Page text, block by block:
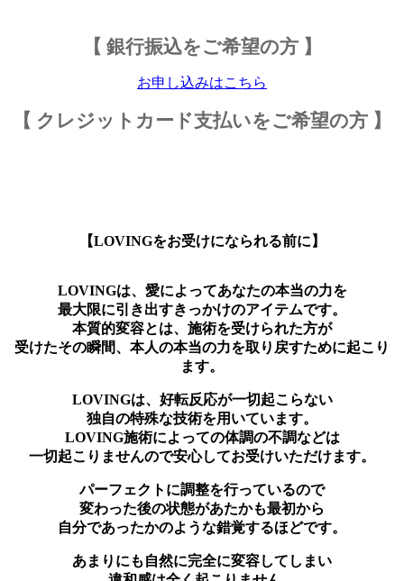
【 銀行振込をご希望の方 】
お申し込みはこちら
【 クレジットカード支払いをご希望の方 】
【LOVINGをお受けになられる前に】
LOVINGは、愛によってあなたの本当の力を
最大限に引き出すきっかけのアイテムです。
本質的変容とは、施術を受けられた方が
受けたその瞬間、本人の本当の力を取り戻すために起こり
ます。
LOVINGは、好転反応が一切起こらない
独自の特殊な技術を用いています。
LOVING施術によっての体調の不調などは
一切起こりませんので安心してお受けいただけます。
パーフェクトに調整を行っているので
変わった後の状態があたかも最初から
自分であったかのような錯覚するほどです。
あまりにも自然に完全に変容してしまい